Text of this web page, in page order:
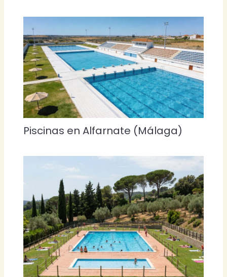
Piscinas en Alfarnate (Málaga)